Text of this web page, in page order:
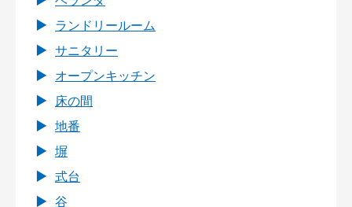
ランドリールーム
サニタリー
オープンキッチン
床の間
地番
塀
式台
谷